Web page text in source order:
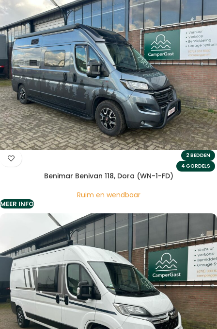
2 BEDDEN
4 GORDELS
Benimar Benivan 118, Dora (WN-1-FD)
Ruim en wendbaar
MEER INFO